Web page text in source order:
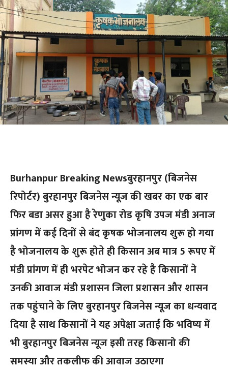
Burhanpur Breaking Newsबुरहानपुर (बिजनेस
रिपोर्टर) बुरहानपुर बिजनेस न्यूज की खबर का एक बार
फिर बडा असर हुआ है रेणुका रोड कृषि उपज मंडी अनाज
प्रांगण में कई दिनों से बंद कृषक भोजनालय शुरू हो गया
है भोजनालय के शुरू होते ही किसान अब मात्र 5 रूपए में
मंडी प्रांगण में ही भरपेट भोजन कर रहे है किसानों ने
उनकी आवाज मंडी प्रशासन जिला प्रशासन और शासन
तक पहुंचाने के लिए बुरहानपुर बिजनेस न्यूज का धन्यवाद
दिया है साथ किसानों ने यह अपेक्षा जताई कि भविष्य में
भी बुरहानपुर बिजनेस न्यूज इसी तरह किसानो की
समस्या और तकलीफ की आवाज उठाएगा